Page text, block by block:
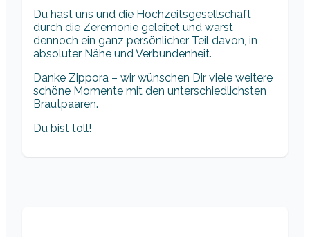
Du hast uns und die Hochzeitsgesellschaft
durch die Zeremonie geleitet und warst
dennoch ein ganz persönlicher Teil davon, in
absoluter Nähe und Verbundenheit.
Danke Zippora – wir wünschen Dir viele weitere
schöne Momente mit den unterschiedlichsten
Brautpaaren.
Du bist toll!